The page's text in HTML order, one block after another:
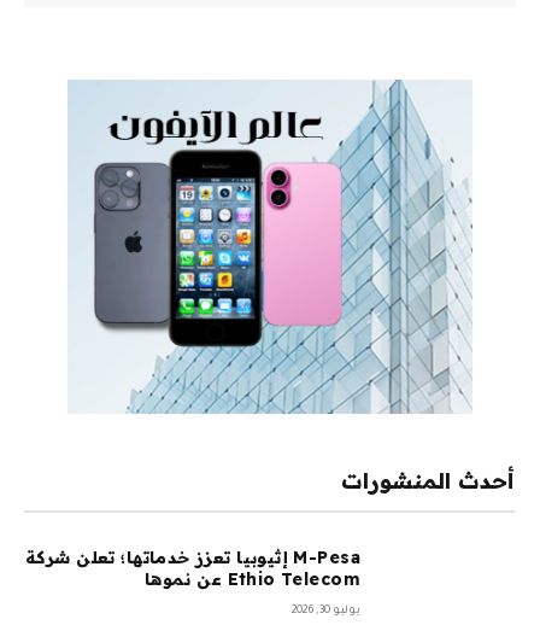
أحدث المنشورات
M-Pesa إثيوبيا تعزز خدماتها؛ تعلن شركة
Ethio Telecom عن نموها
يوليو 30, 2026